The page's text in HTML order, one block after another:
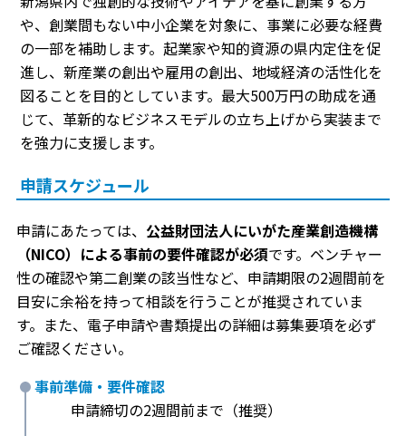
や、創業間もない中小企業を対象に、事業に必要な経費
の一部を補助します。起業家や知的資源の県内定住を促
進し、新産業の創出や雇用の創出、地域経済の活性化を
図ることを目的としています。最大500万円の助成を通
じて、革新的なビジネスモデルの立ち上げから実装まで
を強力に支援します。
申請スケジュール
申請にあたっては、 公益財団法人にいがた産業創造機構
（NICO）による事前の要件確認が必須です。ベンチャー
性の確認や第二創業の該当性など、申請期限の2週間前を
目安に余裕を持って相談を行うことが推奨されていま
す。また、電子申請や書類提出の詳細は募集要項を必ず
ご確認ください。
事前準備・要件確認
申請締切の2週間前まで（推奨）